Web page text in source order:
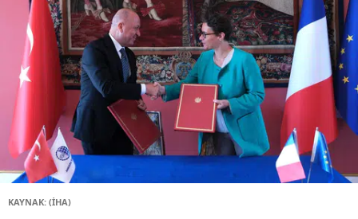
KAYNAK: (İHA)